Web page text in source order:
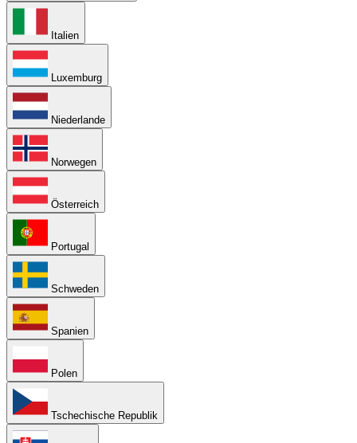
Italien
Luxemburg
Niederlande
Norwegen
Österreich
Portugal
Schweden
Spanien
Polen
Tschechische Republik